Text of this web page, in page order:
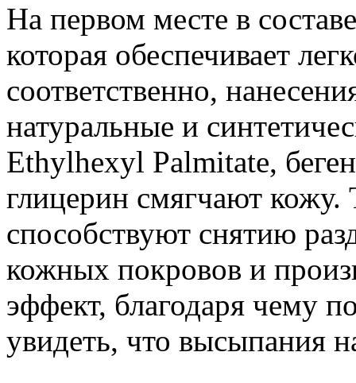
На первом месте в
которая обеспечивает
соответственно,
натуральные и
Ethylhexyl Palmitate,
глицерин смягчают
способствуют снятию
кожных покровов и
эффект, благодаря чему
увидеть, что высыпания